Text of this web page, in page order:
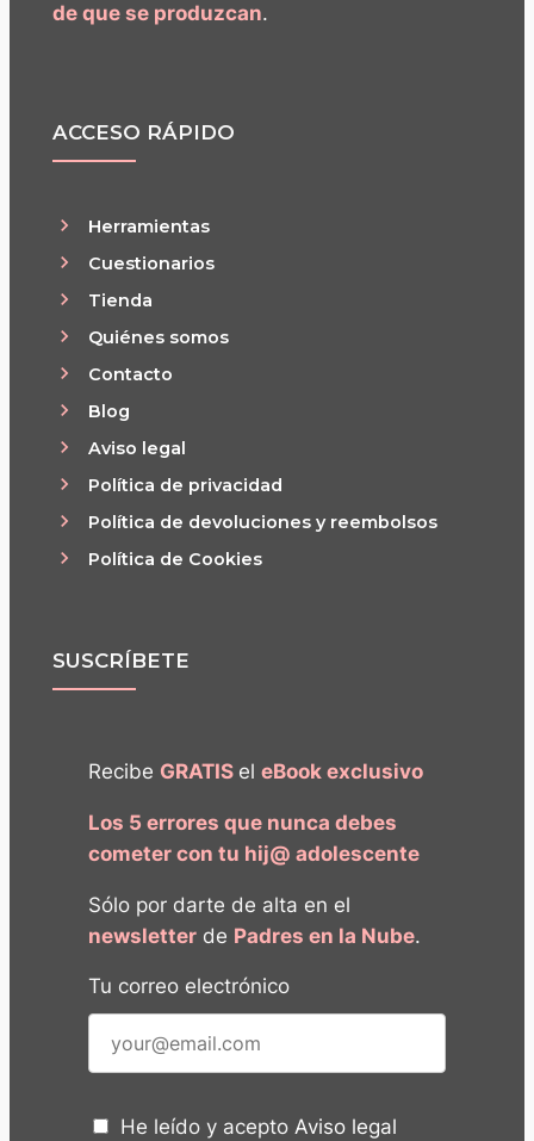
de que se produzcan.
ACCESO RÁPIDO
Herramientas
Cuestionarios
Tienda
Quiénes somos
Contacto
Blog
Aviso legal
Política de privacidad
Política de devoluciones y reembolsos
Política de Cookies
SUSCRÍBETE
Recibe GRATIS el eBook exclusivo
Los 5 errores que nunca debes
cometer con tu hij@ adolescente
Sólo por darte de alta en el
newsletterde Padres en la Nube.
Tu correo electrónico
He leído y acepto Aviso legal